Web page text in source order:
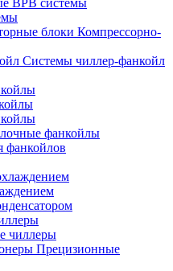
ВРВ системы
Компрессорно-
Системы чиллер-фанкойл
фанкойлы
фанкойлов
чиллеры
Прецизионные